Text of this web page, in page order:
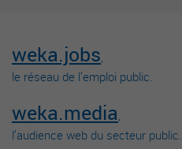
weka.jobs,
le réseau de l’emploi public.
weka.media,
l’audience web du secteur public.